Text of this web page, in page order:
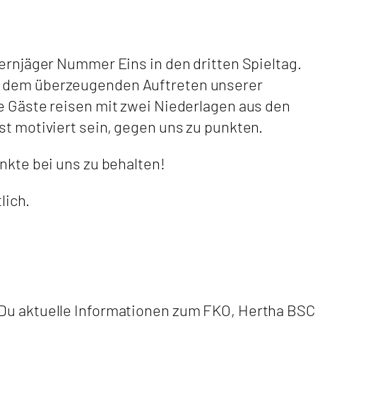
Nummer Eins in den dritten Spieltag.
überzeugenden Auftreten unserer
reisen mit zwei Niederlagen aus den
motiviert sein, gegen uns zu punkten.
bei uns zu behalten!
aktuelle Informationen zum FKO, Hertha BSC